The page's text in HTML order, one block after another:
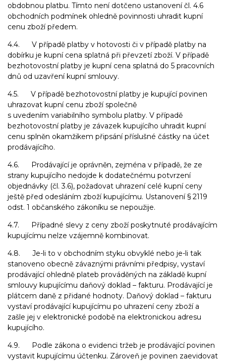
obdobnou platbu. Tímto není dotčeno ustanovení čl. 4.6
obchodních podmínek ohledně povinnosti uhradit kupní
cenu zboží předem.
4.4. V případě platby v hotovosti či v případě platby na
dobírku je kupní cena splatná při převzetí zboží. V případě
bezhotovostní platby je kupní cena splatná do 5 pracovních
dnů od uzavření kupní smlouvy.
4.5. V případě bezhotovostní platby je kupující povinen
uhrazovat kupní cenu zboží společně
s uvedením variabilního symbolu platby. V případě
bezhotovostní platby je závazek kupujícího uhradit kupní
cenu splněn okamžikem připsání příslušné částky na účet
prodávajícího.
4.6. Prodávající je oprávněn, zejména v případě, že ze
strany kupujícího nedojde k dodatečnému potvrzení
objednávky (čl. 3.6), požadovat uhrazení celé kupní ceny
ještě před odesláním zboží kupujícímu. Ustanovení § 2119
odst. 1 občanského zákoníku se nepoužije.
4.7. Případné slevy z ceny zboží poskytnuté prodávajícím
kupujícímu nelze vzájemně kombinovat.
4.8. Je-li to v obchodním styku obvyklé nebo je-li tak
stanoveno obecně závaznými právními předpisy, vystaví
prodávající ohledně plateb prováděných na základě kupní
smlouvy kupujícímu daňový doklad – fakturu. Prodávající je
plátcem daně z přidané hodnoty. Daňový doklad – fakturu
vystaví prodávající kupujícímu po uhrazení ceny zboží a
zašle jej v elektronické podobě na elektronickou adresu
kupujícího.
4.9. Podle zákona o evidenci tržeb je prodávající povinen
vystavit kupujícímu účtenku. Zároveň je povinen zaevidovat